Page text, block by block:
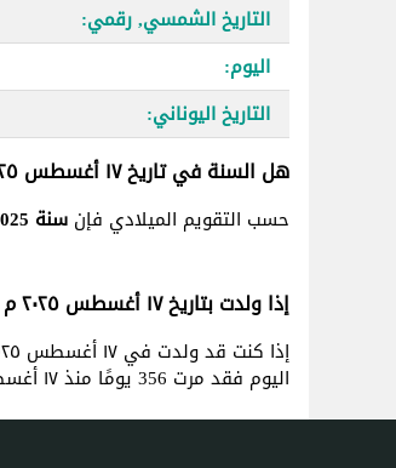
التاريخ الشمسي, رقمي:
اليوم:
التاريخ اليوناني:
هل السنة في تاريخ ١٧ أغسطس ٢٠٢٥ م سنة كبيسة؟
حسب التقويم الميلادي فإن سنة 2025 ليست سنة كبيسة
إذا ولدت بتاريخ ١٧ أغسطس ٢٠٢٥ م فكم سيكون عمري؟
إذا كنت قد ولدت في ١٧ أغسطس ٢٠٢٥ م، فسيكون عمرك
اليوم فقد مرت 356 يومًا منذ ١٧ أغسطس ٢٠٢٥ م.